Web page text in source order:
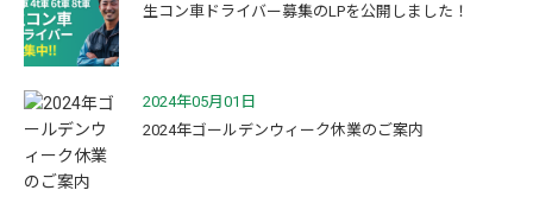
生コン車ドライバー募集のLPを公開しました！
2024年05月01日
2024年ゴールデンウィーク休業のご案内